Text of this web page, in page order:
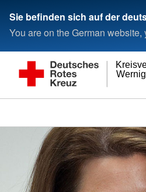
Sie befinden sich auf der
You are on the German